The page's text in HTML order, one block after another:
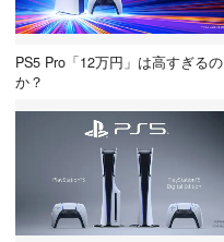
PS5 Pro「12万円」は高すぎるの
か？